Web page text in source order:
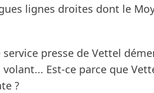
lignes droites dont le
presse de Vettel
Est-ce parce que
?